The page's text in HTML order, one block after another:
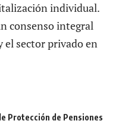
individual.
consenso integral
el sector privado en
Protección de Pensiones